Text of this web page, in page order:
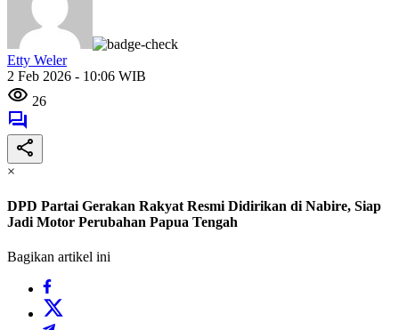
Etty Weler
2 Feb 2026 - 10:06 WIB
26
×
DPD Partai Gerakan Rakyat Resmi Didirikan di Nabire, Siap
Jadi Motor Perubahan Papua Tengah
Bagikan artikel ini